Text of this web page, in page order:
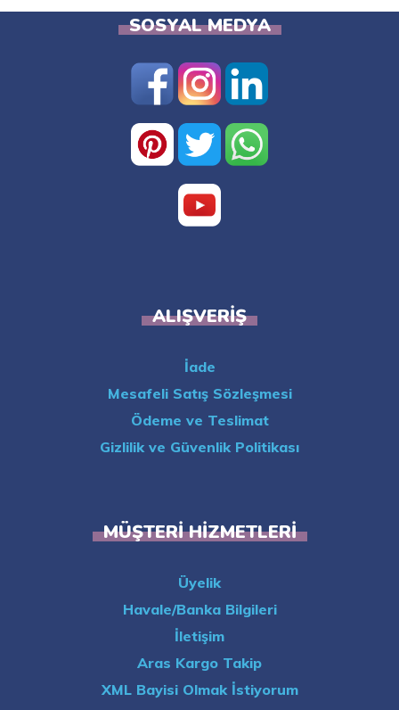
SOSYAL MEDYA
ALIŞVERIŞ
İade
Mesafeli Satış Sözleşmesi
Ödeme ve Teslimat
Gizlilik ve Güvenlik Politikası
MÜŞTERI HIZMETLERI
Üyelik
Havale/Banka Bilgileri
İletişim
Aras Kargo Takip
XML Bayisi Olmak İstiyorum